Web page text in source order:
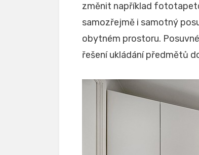
změnit například
samozřejmě i samotný
obytném prostoru.
řešení ukládání předmětů